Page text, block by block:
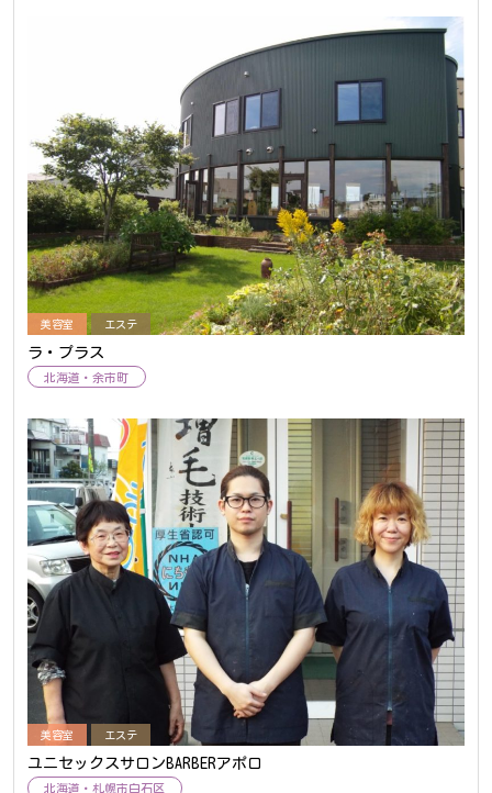
美容室 エステ
ラ・プラス
北海道 余市町
美容室 エステ
ユニセックスサロンBARBERアポロ
北海道 札幌市白石区